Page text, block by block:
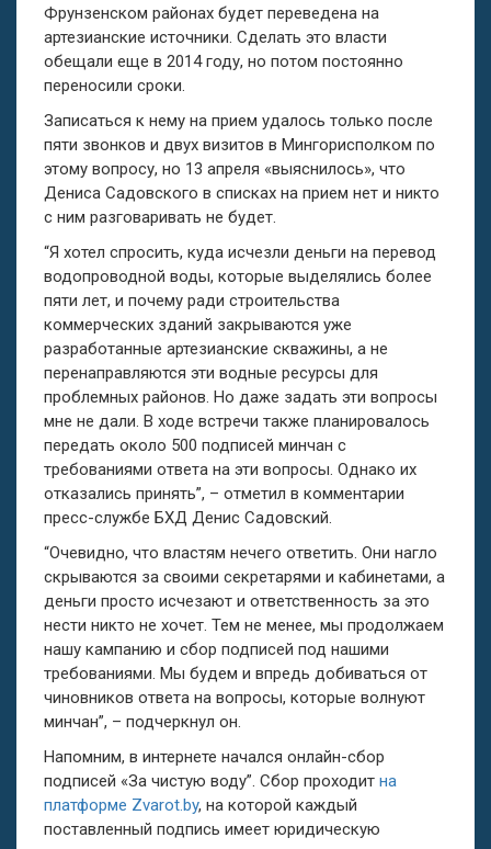
Фрунзенском районах будет переведена на
артезианские источники. Сделать это власти
обещали еще в 2014 году, но потом постоянно
переносили сроки.
Записаться к нему на прием удалось только после
пяти звонков и двух визитов в Мингорисполком по
этому вопросу, но 13 апреля «выяснилось», что
Дениса Садовского в списках на прием нет и никто
с ним разговаривать не будет.
“Я хотел спросить, куда исчезли деньги на перевод
водопроводной воды, которые выделялись более
пяти лет, и почему ради строительства
коммерческих зданий закрываются уже
разработанные артезианские скважины, а не
перенаправляются эти водные ресурсы для
проблемных районов. Но даже задать эти вопросы
мне не дали. В ходе встречи также планировалось
передать около 500 подписей минчан с
требованиями ответа на эти вопросы. Однако их
отказались принять”, – отметил в комментарии
пресс-службе БХД Денис Садовский.
“Очевидно, что властям нечего ответить. Они нагло
скрываются за своими секретарями и кабинетами, а
деньги просто исчезают и ответственность за это
нести никто не хочет. Тем не менее, мы продолжаем
нашу кампанию и сбор подписей под нашими
требованиями. Мы будем и впредь добиваться от
чиновников ответа на вопросы, которые волнуют
минчан”, – подчеркнул он.
Напомним, в интернете начался онлайн-сбор
подписей «За чистую воду”. Сбор проходит на
платформе Zvarot.by, на которой каждый
поставленный подпись имеет юридическую